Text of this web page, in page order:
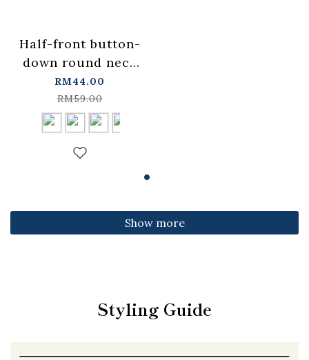
Half-front button-
down round neck
fitted top,
available in four
colors【01099501】
in stock+pre-order
RM44.00
RM59.00
Show more
Styling Guide